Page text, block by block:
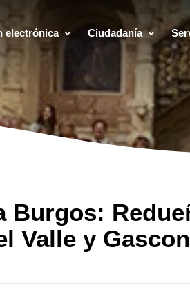
electrónica Ciudadanía
Burgos:
Valle y